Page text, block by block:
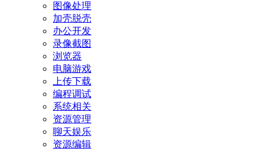
图像处理
加壳脱壳
办公开发
录像截图
浏览器
电脑游戏
上传下载
编程调试
系统相关
资源管理
聊天娱乐
资源编辑